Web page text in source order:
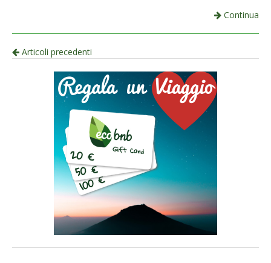
Continua
Navigazione
articolo
Articoli precedenti